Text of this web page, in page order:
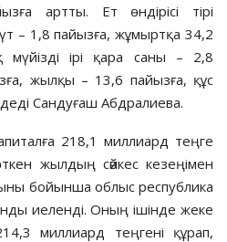
артты. Ет өндірісі тірі
– 1,8 пайызға, жұмыртқа 34,2
мүйізді ірі қара саны – 2,8
жылқы – 13,6 пайызға, құс
Сандуғаш Абдралиева.
218,1 миллиард теңге
жылдың сәйкес кезеңімен
бойынша облыс республика
иеленді. Оның ішінде жеке
миллиард теңгені құрап,